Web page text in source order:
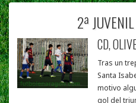
2ª
CD,
Tras un
Santa
motivo
gol del